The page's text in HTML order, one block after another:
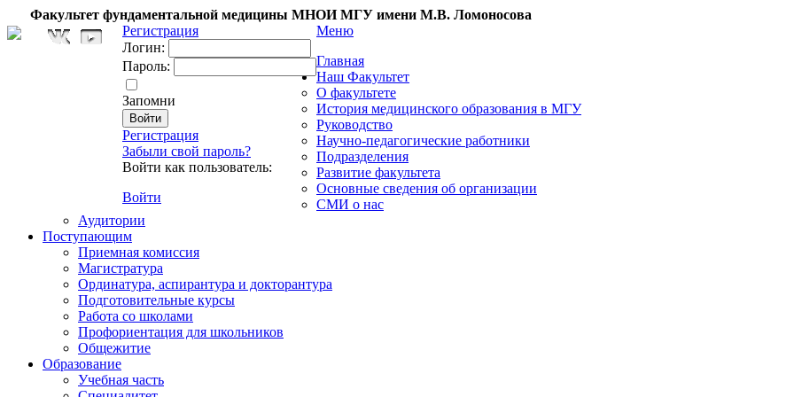
Факультет фундаментальной медицины МНОИ МГУ имени М.В. Ломоносова
Регистрация
Логин:
Пароль:
Запомни
Регистрация
Забыли свой пароль?
Войти как пользователь:
Войти
Меню
Главная
Наш Факультет
О факультете
История медицинского образования в МГУ
Руководство
Научно-педагогические работники
Подразделения
Развитие факультета
Основные сведения об организации
СМИ о нас
Аудитории
Поступающим
Приемная комиссия
Магистратура
Ординатура, аспирантура и докторантура
Подготовительные курсы
Работа со школами
Профориентация для школьников
Общежитие
Образование
Учебная часть